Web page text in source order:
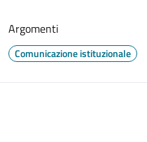
Argomenti
Comunicazione istituzionale